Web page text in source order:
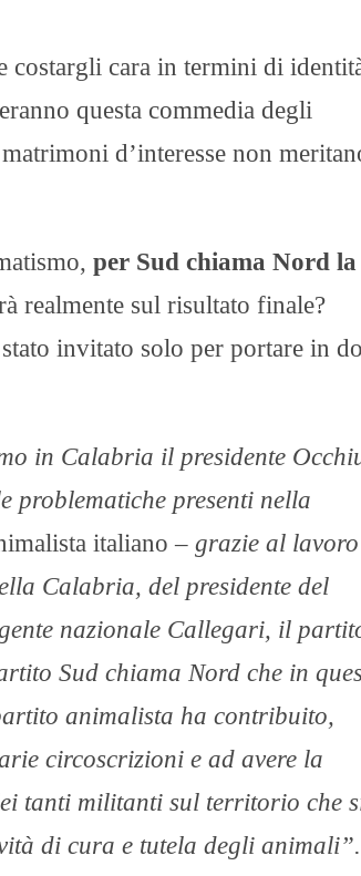
costargli cara in termini di
questa commedia degli
d’interesse non
per Sud chiama Nord la
realmente sul risultato finale?
invitato solo per portare in
in Calabria il presidente
problematiche presenti nella
italiano – grazie al lavoro
Calabria, del presidente del
nazionale Callegari, il
Sud chiama Nord che in
animalista ha contribuito,
circoscrizioni e ad avere la
tanti militanti sul territorio che
di cura e tutela degli animali”.